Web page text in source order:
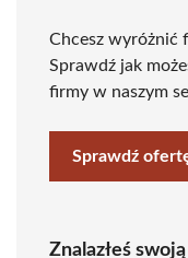
Chcesz wyróżnić
Sprawdź jak
firmy w naszym
Sprawdź
Znalazłeś